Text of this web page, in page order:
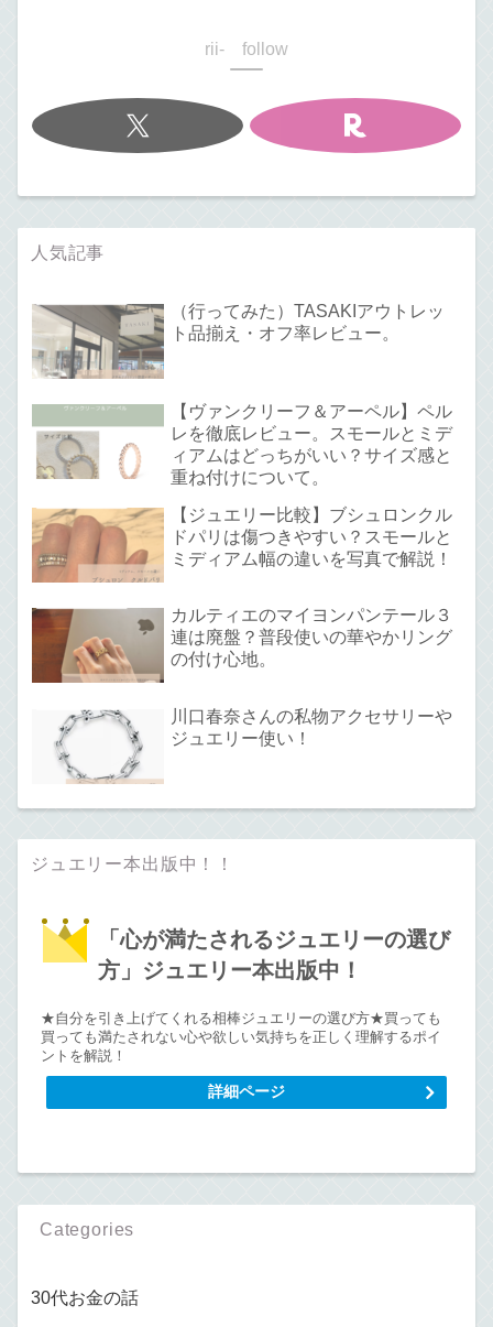
rii- follow
人気記事
（行ってみた）TASAKIアウトレッ
ト品揃え・オフ率レビュー。
【ヴァンクリーフ＆アーペル】ペル
レを徹底レビュー。スモールとミデ
ィアムはどっちがいい？サイズ感と
重ね付けについて。
【ジュエリー比較】ブシュロンクル
ドパリは傷つきやすい？スモールと
ミディアム幅の違いを写真で解説！
カルティエのマイヨンパンテール３
連は廃盤？普段使いの華やかリング
の付け心地。
川口春奈さんの私物アクセサリーや
ジュエリー使い！
ジュエリー本出版中！！
「心が満たされるジュエリーの選び
方」ジュエリー本出版中！
★自分を引き上げてくれる相棒ジュエリーの選び方★買っても
買っても満たされない心や欲しい気持ちを正しく理解するポイ
ントを解説！
詳細ページ
Categories
30代お金の話